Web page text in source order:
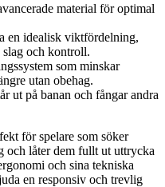
material för optimal
en idealisk viktfördelning,
och kontroll.
som minskar
utan obehag.
ut på banan och fångar andra
för spelare som söker
och låter dem fullt ut uttrycka
och sina tekniska
en responsiv och trevlig